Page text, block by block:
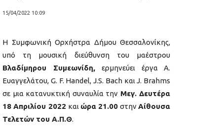
15/04/2022 10:09
Η Συμφωνική Ορχήστρα Δήμου Θεσσαλονίκης,
υπό τη μουσική διεύθυνση του μαέστρου
Βλαδίμηρου Συμεωνίδη, ερμηνεύει έργα Α.
Ευαγγελάτου, G. F. Handel, J.S. Bach και J. Brahms
σε μια κατανυκτική συναυλία την Μεγ. Δευτέρα
18 Απριλίου 2022 και ώρα 21.00 στηνΑίθουσα
Τελετών του Α.Π.Θ.